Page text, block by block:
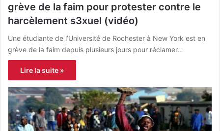
grève de la faim pour protester contre le
harcèlement s3xuel (vidéo)
Une étudiante de l’Université de Rochester à New York est en
grève de la faim depuis plusieurs jours pour réclamer…
Lire la suite »